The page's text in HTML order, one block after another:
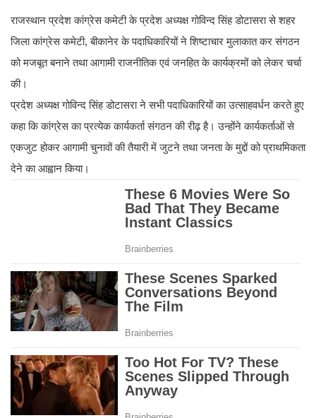
राजस्थान प्रदेश कांग्रेस कमेटी के प्रदेश अध्यक्ष गोविन्द सिंह डोटासरा से शहर
जिला कांग्रेस कमेटी, बीकानेर के पदाधिकारियों ने शिष्टाचार मुलाकात कर संगठन
को मजबूत बनाने तथा आगामी राजनीतिक एवं जनहित के कार्यक्रमों को लेकर चर्चा
की।
प्रदेश अध्यक्ष गोविन्द सिंह डोटासरा ने सभी पदाधिकारियों का उत्साहवर्धन करते हुए
कहा कि कांग्रेस का प्रत्येक कार्यकर्ता संगठन की रीढ़ है। उन्होंने कार्यकर्ताओं से
एकजुट होकर आगामी चुनावों की तैयारी में जुटने तथा जनता के मुद्दों को प्राथमिकता
देने का आह्वान किया।